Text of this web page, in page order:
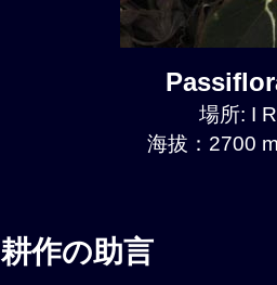
場所: I
海拔：2700
耕作の助言